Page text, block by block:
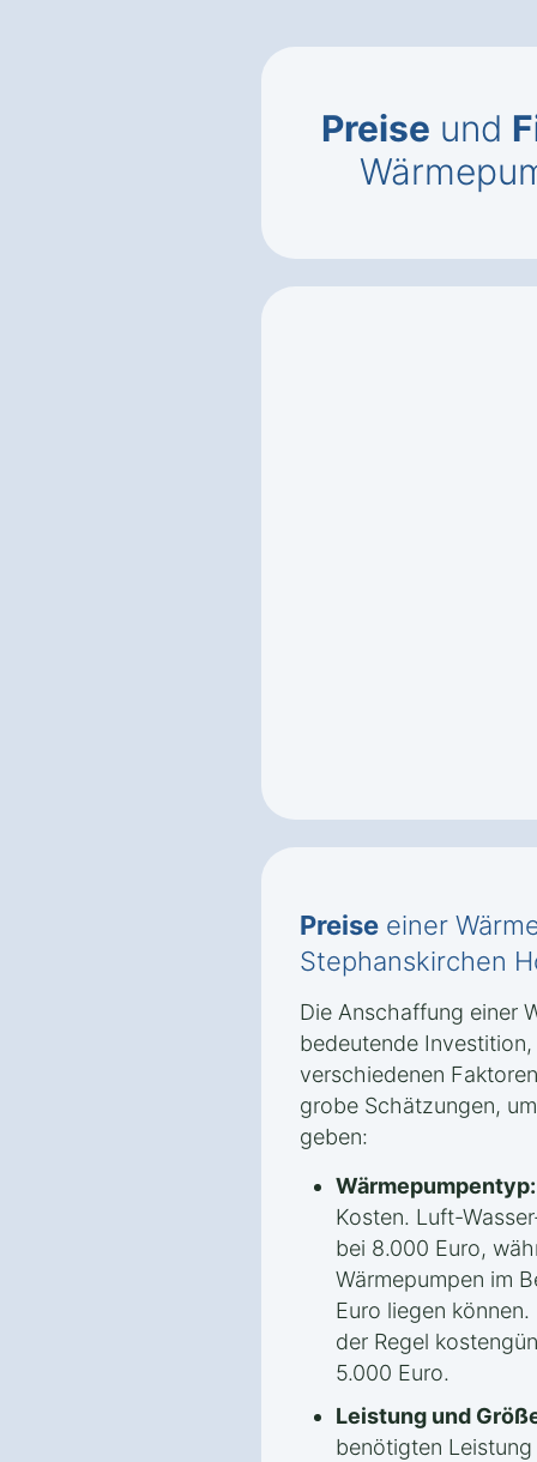
Preise und
Preise einer
Stephanskirchen
Die Anschaffung einer
bedeutende
verschiedenen
grobe Schätzungen,
geben:
Wärmepumpentyp:
Kosten. Luft-
bei 8.000 Euro,
Wärmepumpen im
Euro liegen
der Regel
5.000 Euro.
Leistung und
benötigten